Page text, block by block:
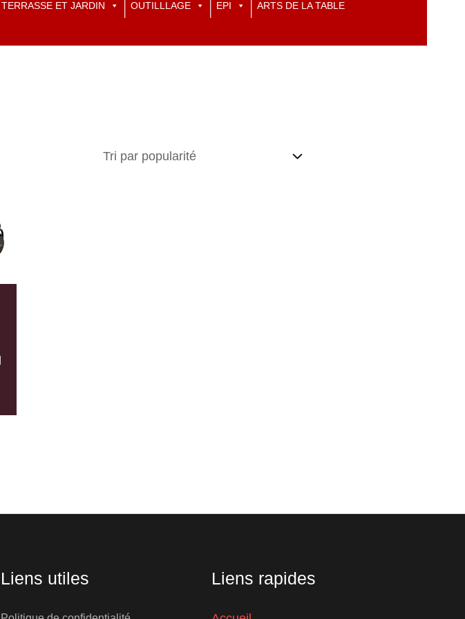
TERRASSE ET JARDIN OUTILLLAGE EPI ARTS DE LA TABLE
Liens utiles Liens rapides